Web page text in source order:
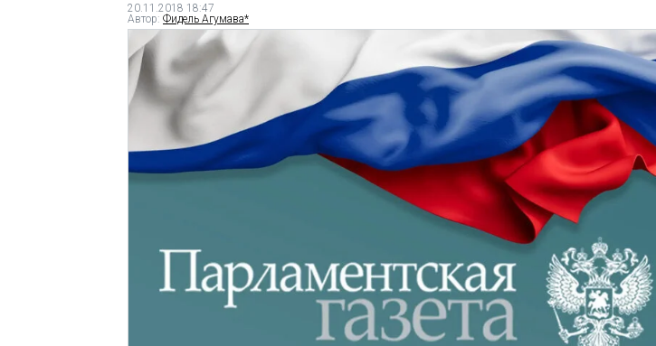
20.11.2018 18:47
Автор: Фидель Агумава*